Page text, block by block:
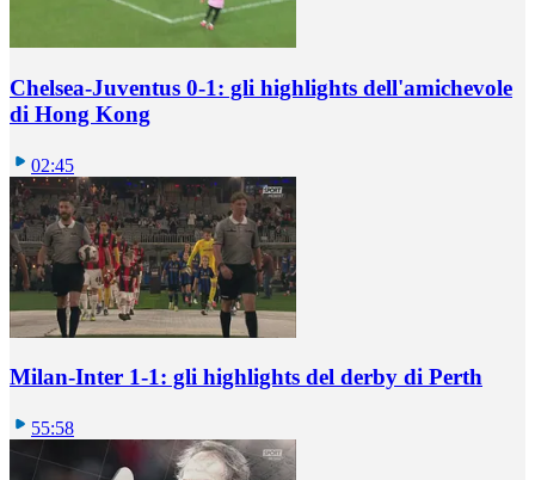
Chelsea-Juventus 0-1: gli highlights dell'amichevole
di Hong Kong
02:45
Milan-Inter 1-1: gli highlights del derby di Perth
55:58